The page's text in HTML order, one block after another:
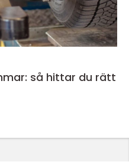
så hittar du rätt